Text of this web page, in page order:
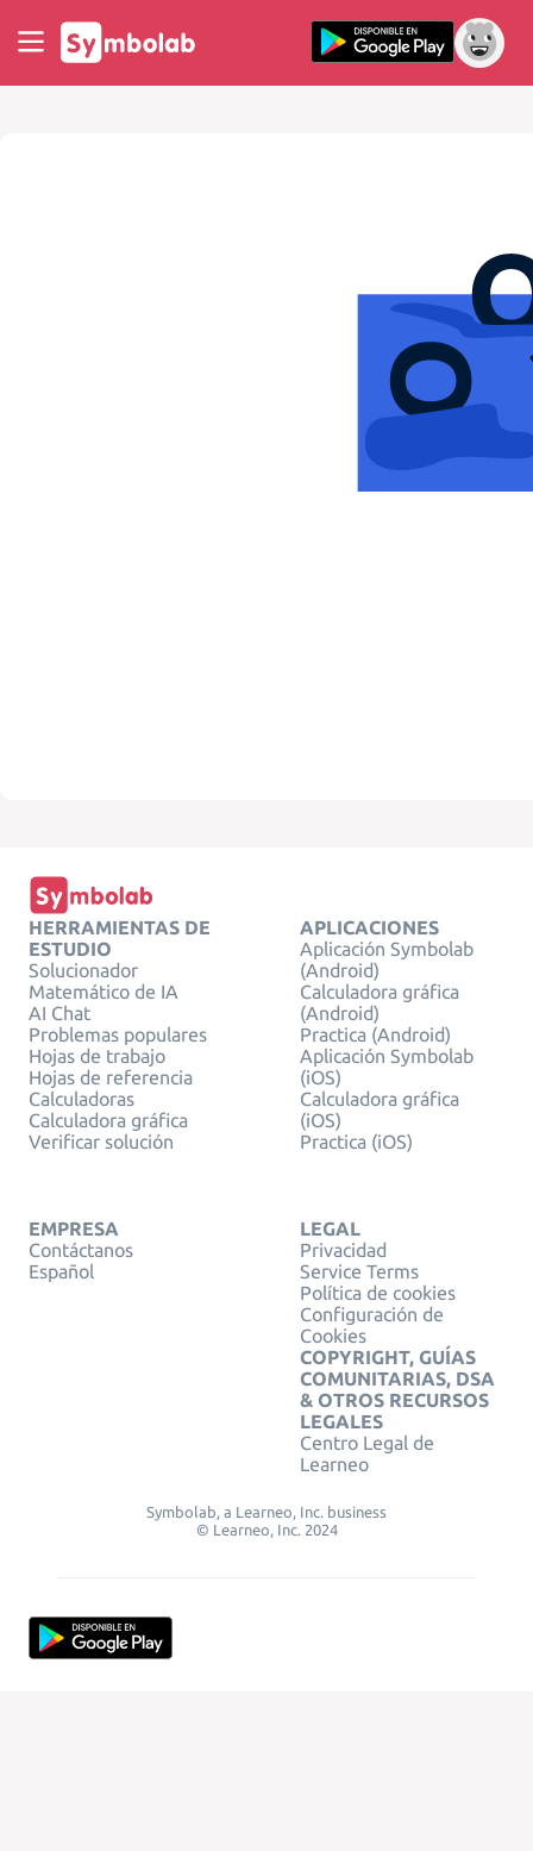
HERRAMIENTAS DE
ESTUDIO
Solucionador
Matemático de IA
AI Chat
Problemas populares
Hojas de trabajo
Hojas de referencia
Calculadoras
Calculadora gráfica
Verificar solución
APLICACIONES
Aplicación Symbolab
(Android)
Calculadora gráfica
(Android)
Practica (Android)
Aplicación Symbolab
(iOS)
Calculadora gráfica
(iOS)
Practica (iOS)
EMPRESA
Contáctanos
Español
LEGAL
Privacidad
Service Terms
Política de cookies
Configuración de
Cookies
COPYRIGHT, GUÍAS
COMUNITARIAS, DSA
& OTROS RECURSOS
LEGALES
Centro Legal de
Learneo
Symbolab, a Learneo, Inc. business
© Learneo, Inc. 2024